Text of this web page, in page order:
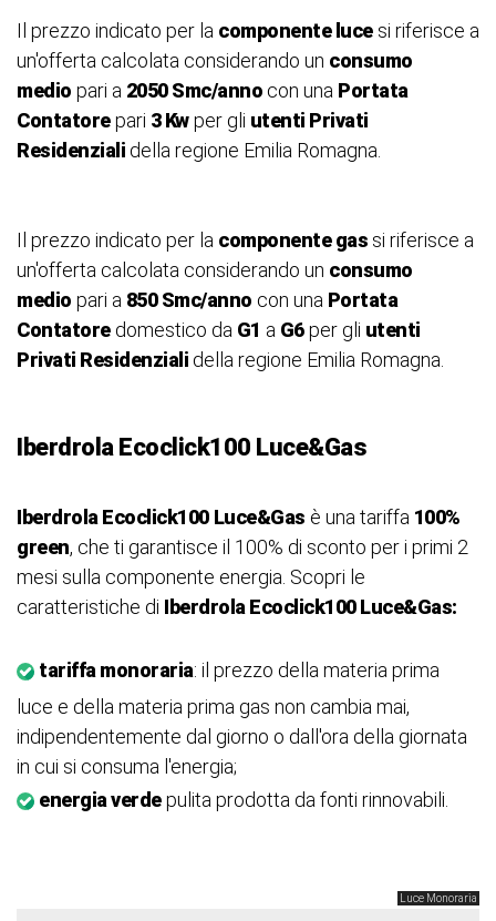
Il prezzo indicato per la componente lucesi riferisce a
un'offerta calcolata considerando un consumo
medio pari a 2050 Smc/anno con una Portata
Contatorepari 3 Kwper gli utenti Privati
Residenziali della regione Emilia Romagna.
Il prezzo indicato per la componente gas si riferisce a
un'offerta calcolata considerando un consumo
medio pari a 850 Smc/anno con una Portata
Contatoredomestico da G1 a G6per gli utenti
Privati Residenziali della regione Emilia Romagna.
Iberdrola Ecoclick100 Luce&Gas
Iberdrola Ecoclick100 Luce&Gas è una tariffa 100%
green, che ti garantisce il 100% di sconto per i primi 2
mesi sulla componente energia. Scopri le
caratteristiche di Iberdrola Ecoclick100 Luce&Gas:
tariffa monoraria: il prezzo della materia prima
luce e della materia prima gas non cambia mai,
indipendentemente dal giorno o dall'ora della giornata
in cui si consuma l'energia;
energia verdepulita prodotta da fonti rinnovabili.
Luce Monoraria